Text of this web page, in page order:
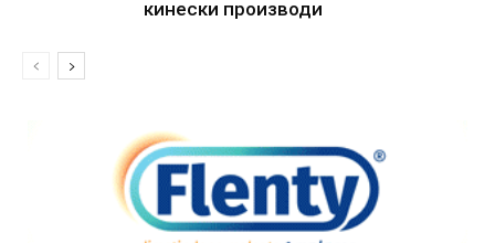
кинески производи